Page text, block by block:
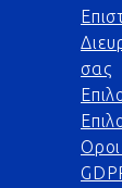
σας